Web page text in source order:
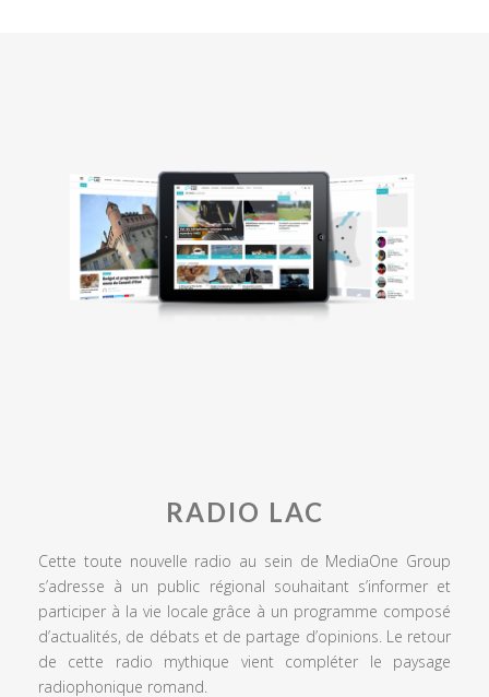
RADIO LAC
Cette toute nouvelle radio au sein de MediaOne Group
s’adresse à un public régional souhaitant s’informer et
participer à la vie locale grâce à un programme composé
d’actualités, de débats et de partage d’opinions. Le retour
de cette radio mythique vient compléter le paysage
radiophonique romand.